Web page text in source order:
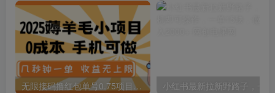
无限接码撸红包单号0.75项目无偿分享给你【揭秘】